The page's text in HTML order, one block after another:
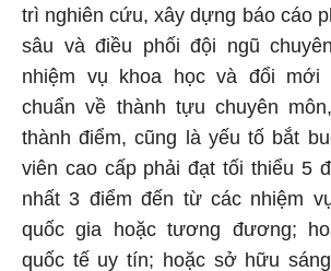
trì nghiên cứu, xây dựng báo cáo
sâu và điều phối đội ngũ
nhiệm vụ khoa học và đổi mới
chuẩn về thành tựu chuyên
thành điểm, cũng là yếu tố bắt
viên cao cấp phải đạt tối thiểu 5
nhất 3 điểm đến từ các nhiệm
quốc gia hoặc tương đương;
quốc tế uy tín; hoặc sở hữu